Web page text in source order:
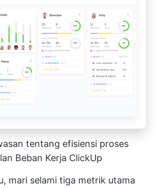
tentang efisiensi proses
Beban Kerja ClickUp
mari selami tiga metrik utama